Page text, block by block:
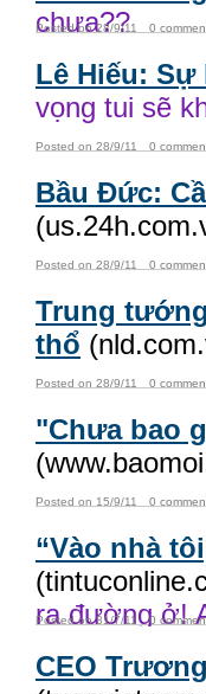
chưa??
Posted on 28/9/11 0
Lê Hiếu: Sự
vọng tui sẽ
Posted on 28/9/11 0
Bầu Đức:
Posted on 28/9/11 0
Trung
thổ
Posted on 28/9/11 0
"Chưa bao
Posted on 15/9/11 0
“Vào nhà
ra đường ở!
Posted on 31/7/11 0
CEO